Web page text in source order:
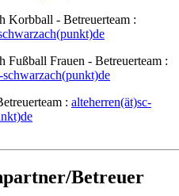
Korbball - Betreuerteam :
Fußball Frauen - Betreuerteam :
schwarzach(punkt)de
: alteherren(ät)sc-
Betreuer